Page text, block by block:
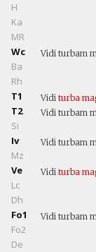
H
Ka
MR
Wc
Vidi turbam
Ba
Rh
T1
Vidi turba
T2 Vidi turbam
Si
Iv
Vidi turbam
Mz
Ve
Vidi turba
Lc
Dh
Fo1
Vidi turbam
Fo2
De